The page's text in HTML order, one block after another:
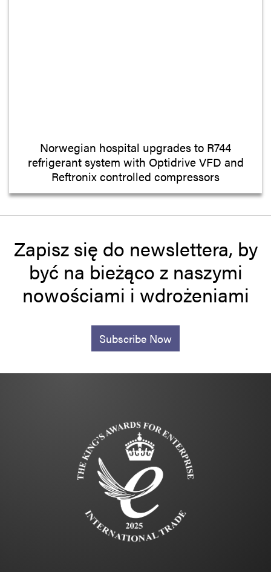
Norwegian hospital upgrades to R744
refrigerant system with Optidrive VFD and
Reftronix controlled compressors
Zapisz się do newslettera, by
być na bieżąco z naszymi
nowościami i wdrożeniami
Subscribe Now